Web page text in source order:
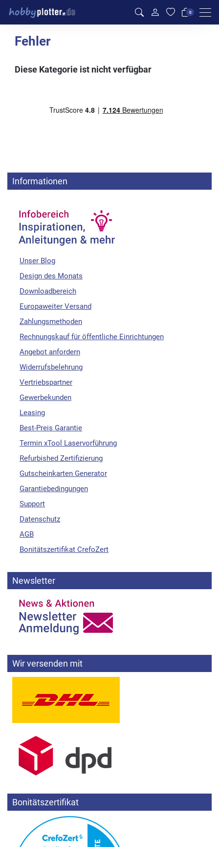
0
Fehler
Diese Kategorie ist nicht verfügbar
Informationen
Unser Blog
Design des Monats
Downloadbereich
Europaweiter Versand
Zahlungsmethoden
Rechnungskauf für öffentliche Einrichtungen
Angebot anfordern
Widerrufsbelehrung
Vertriebspartner
Gewerbekunden
Leasing
Best-Preis Garantie
Termin xTool Laservorführung
Refurbished Zertifizierung
Gutscheinkarten Generator
Garantiebedingungen
Support
Datenschutz
AGB
Bonitätszertifikat CrefoZert
Newsletter
Wir versenden mit
Bonitätszertifikat